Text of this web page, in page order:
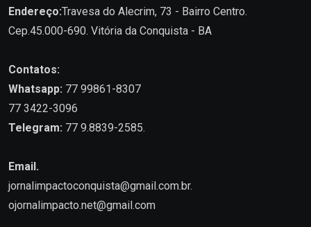
Endereço:Travesa do Alecrim, 73 - Bairro Centro.
Cep.45.000-690. Vitória da Conquista - BA
Contatos:
Whatsapp: 77 99861-8307
77 3422-3096
Telegram: 77 9.8839-2585.
Email.
jornalimpactoconquista@gmail.com.br.
ojornalimpacto.net@gmail.com